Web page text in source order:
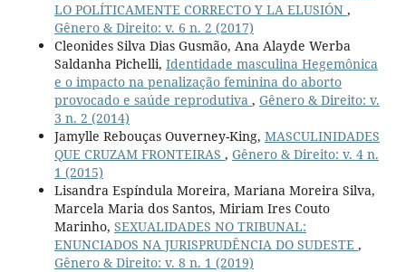
LO POLÍTICAMENTE CORRECTO Y LA ELUSIÓN ,
Gênero & Direito: v. 6 n. 2 (2017)
Cleonides Silva Dias Gusmão, Ana Alayde Werba
Saldanha Pichelli, Identidade masculina Hegemônica
e o impacto na penalização feminina do aborto
provocado e saúde reprodutiva , Gênero & Direito: v.
3 n. 2 (2014)
Jamylle Rebouças Ouverney-King, MASCULINIDADES
QUE CRUZAM FRONTEIRAS , Gênero & Direito: v. 4 n.
1 (2015)
Lisandra Espíndula Moreira, Mariana Moreira Silva,
Marcela Maria dos Santos, Miriam Ires Couto
Marinho, SEXUALIDADES NO TRIBUNAL:
ENUNCIADOS NA JURISPRUDÊNCIA DO SUDESTE ,
Gênero & Direito: v. 8 n. 1 (2019)